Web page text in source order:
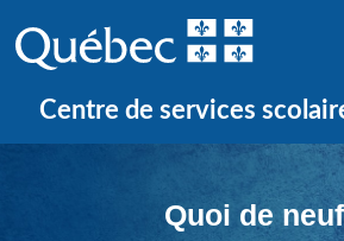
Centre de services
Quoi de